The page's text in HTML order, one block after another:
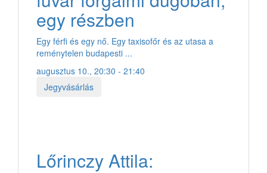
egy részben
Egy férfi és egy nő. Egy taxisofőr és az utasa a
reménytelen budapesti ...
augusztus 10., 20:30 - 21:40
Jegyvásárlás
Lőrinczy Attila: